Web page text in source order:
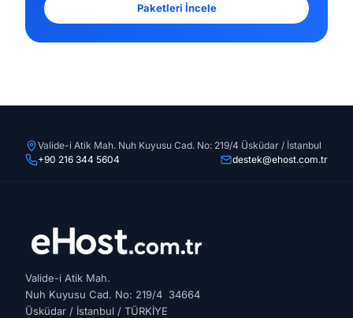
Paketleri İncele
Valide-i Atik Mah. Nuh Kuyusu Cad. No: 219/4 Üsküdar / İstanbul
+90 216 344 5604
destek@ehost.com.tr
Valide-i Atik Mah.
Nuh Kuyusu Cad. No: 219/4 34664
Üsküdar / İstanbul / TÜRKİYE